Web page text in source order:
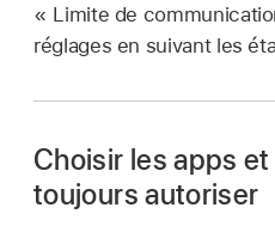
« Limite de
réglages en suivant les
Choisir les apps
toujours autoriser